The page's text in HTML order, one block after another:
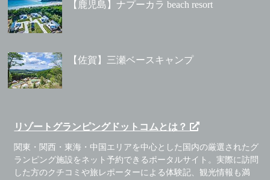
【鹿児島】ナプーカラ beach resort
【佐賀】三瀬ベースキャンプ
リゾートグランピングドットコムとは？
関東・関西・東海・中国エリアを中心とした国内の厳選されたグ
ランピング施設をネット予約できるポータルサイト。実際に訪問
した方のクチコミや旅レポーターによる体験記、観光情報も満